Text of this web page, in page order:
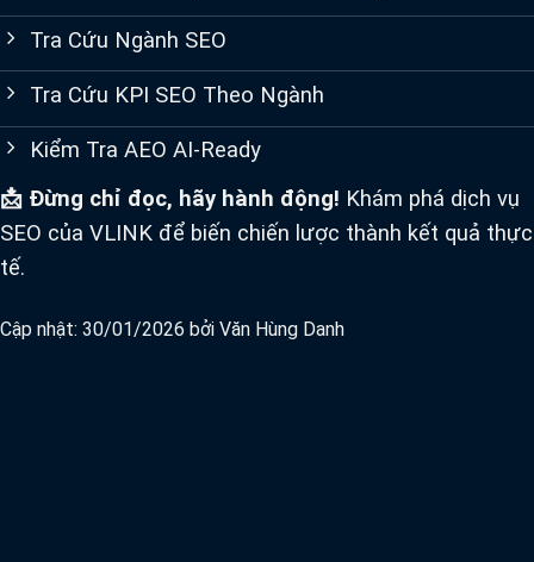
Tra Cứu Ngành SEO
Tra Cứu KPI SEO Theo Ngành
Kiểm Tra AEO AI-Ready
📩 Đừng chỉ đọc, hãy hành động! Khám phá dịch vụ
SEO của VLINK để biến chiến lược thành kết quả thực
tế.
Cập nhật: 30/01/2026 bởi Văn Hùng Danh